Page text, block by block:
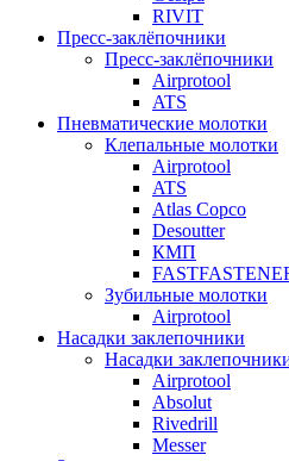
RIVIT
Пресс-заклёпочники
Пресс-заклёпочники
Airprotool
ATS
Пневматические молотки
Клепальные молотки
Airprotool
ATS
Atlas Copco
Desoutter
КМП
Зубильные молотки
Airprotool
Насадки заклепочники
Насадки
Airprotool
Absolut
Rivedrill
Messer